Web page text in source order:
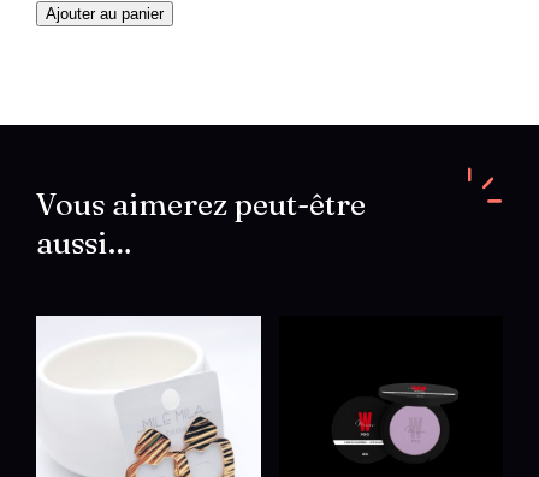
quantité
marron
Ajouter au panier
Vous aimerez peut-être
aussi…